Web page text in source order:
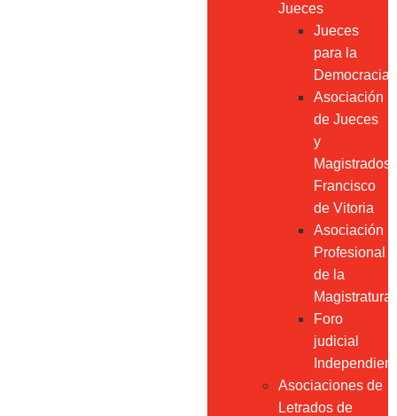
Jueces
Jueces
para la
Democracia
Asociación
de Jueces
y
Magistrados
Francisco
de Vitoria
Asociación
Profesional
de la
Magistratura
Foro
judicial
Asociaciones de
Letrados de